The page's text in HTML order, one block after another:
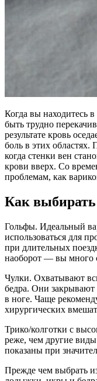
Когда вы находитесь
быть трудно
результате кровь
боль в этих областях.
когда стенки вен
крови вверх. Со
проблемам, как
Как
Гольфы. Идеальный
использоваться для
при длительных
наоборот — вы много
Чулки. Охватывают
бедра. Они
в ноге. Чаще
хирургических
Трико/колготки с
реже, чем другие
показаны при
Прежде чем выбрать